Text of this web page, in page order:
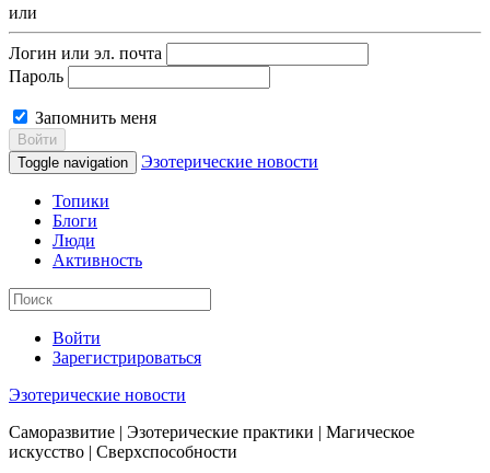
или
Логин или эл. почта
Пароль
Запомнить меня
Войти
Toggle navigation
Эзотерические новости
Топики
Блоги
Люди
Активность
Войти
Зарегистрироваться
Эзотерические новости
Саморазвитие | Эзотерические практики | Магическое
искусство | Сверхспособности